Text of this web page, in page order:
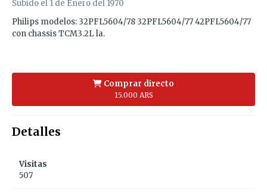
Subido el 1 de Enero del 1970
Philips modelos: 32PFL5604/78 32PFL5604/77 42PFL5604/77
con chassis TCM3.2L la.
Comprar directo
15.000 ARS
Detalles
Visitas
507